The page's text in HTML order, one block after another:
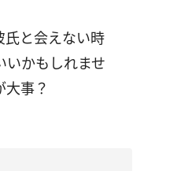
氏と会えない時
いかもしれませ
事？